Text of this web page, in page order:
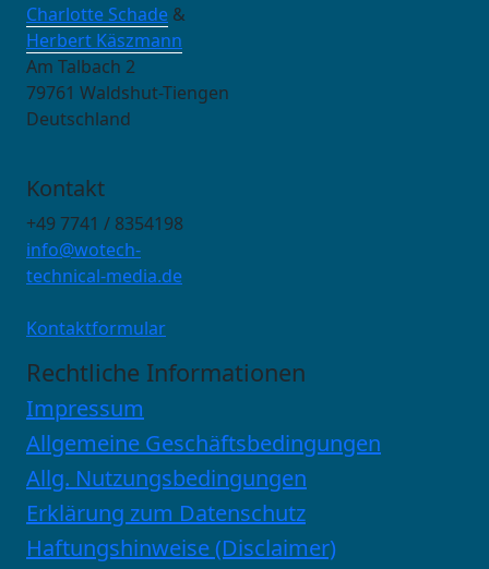
Charlotte Schade &
Herbert Käszmann
Am Talbach 2
79761 Waldshut-Tiengen
Deutschland
Kontakt
+49 7741 / 8354198
info@wotech-
technical-media.de
Kontaktformular
Rechtliche Informationen
Impressum
Allgemeine Geschäftsbedingungen
Allg. Nutzungsbedingungen
Erklärung zum Datenschutz
Haftungshinweise (Disclaimer)